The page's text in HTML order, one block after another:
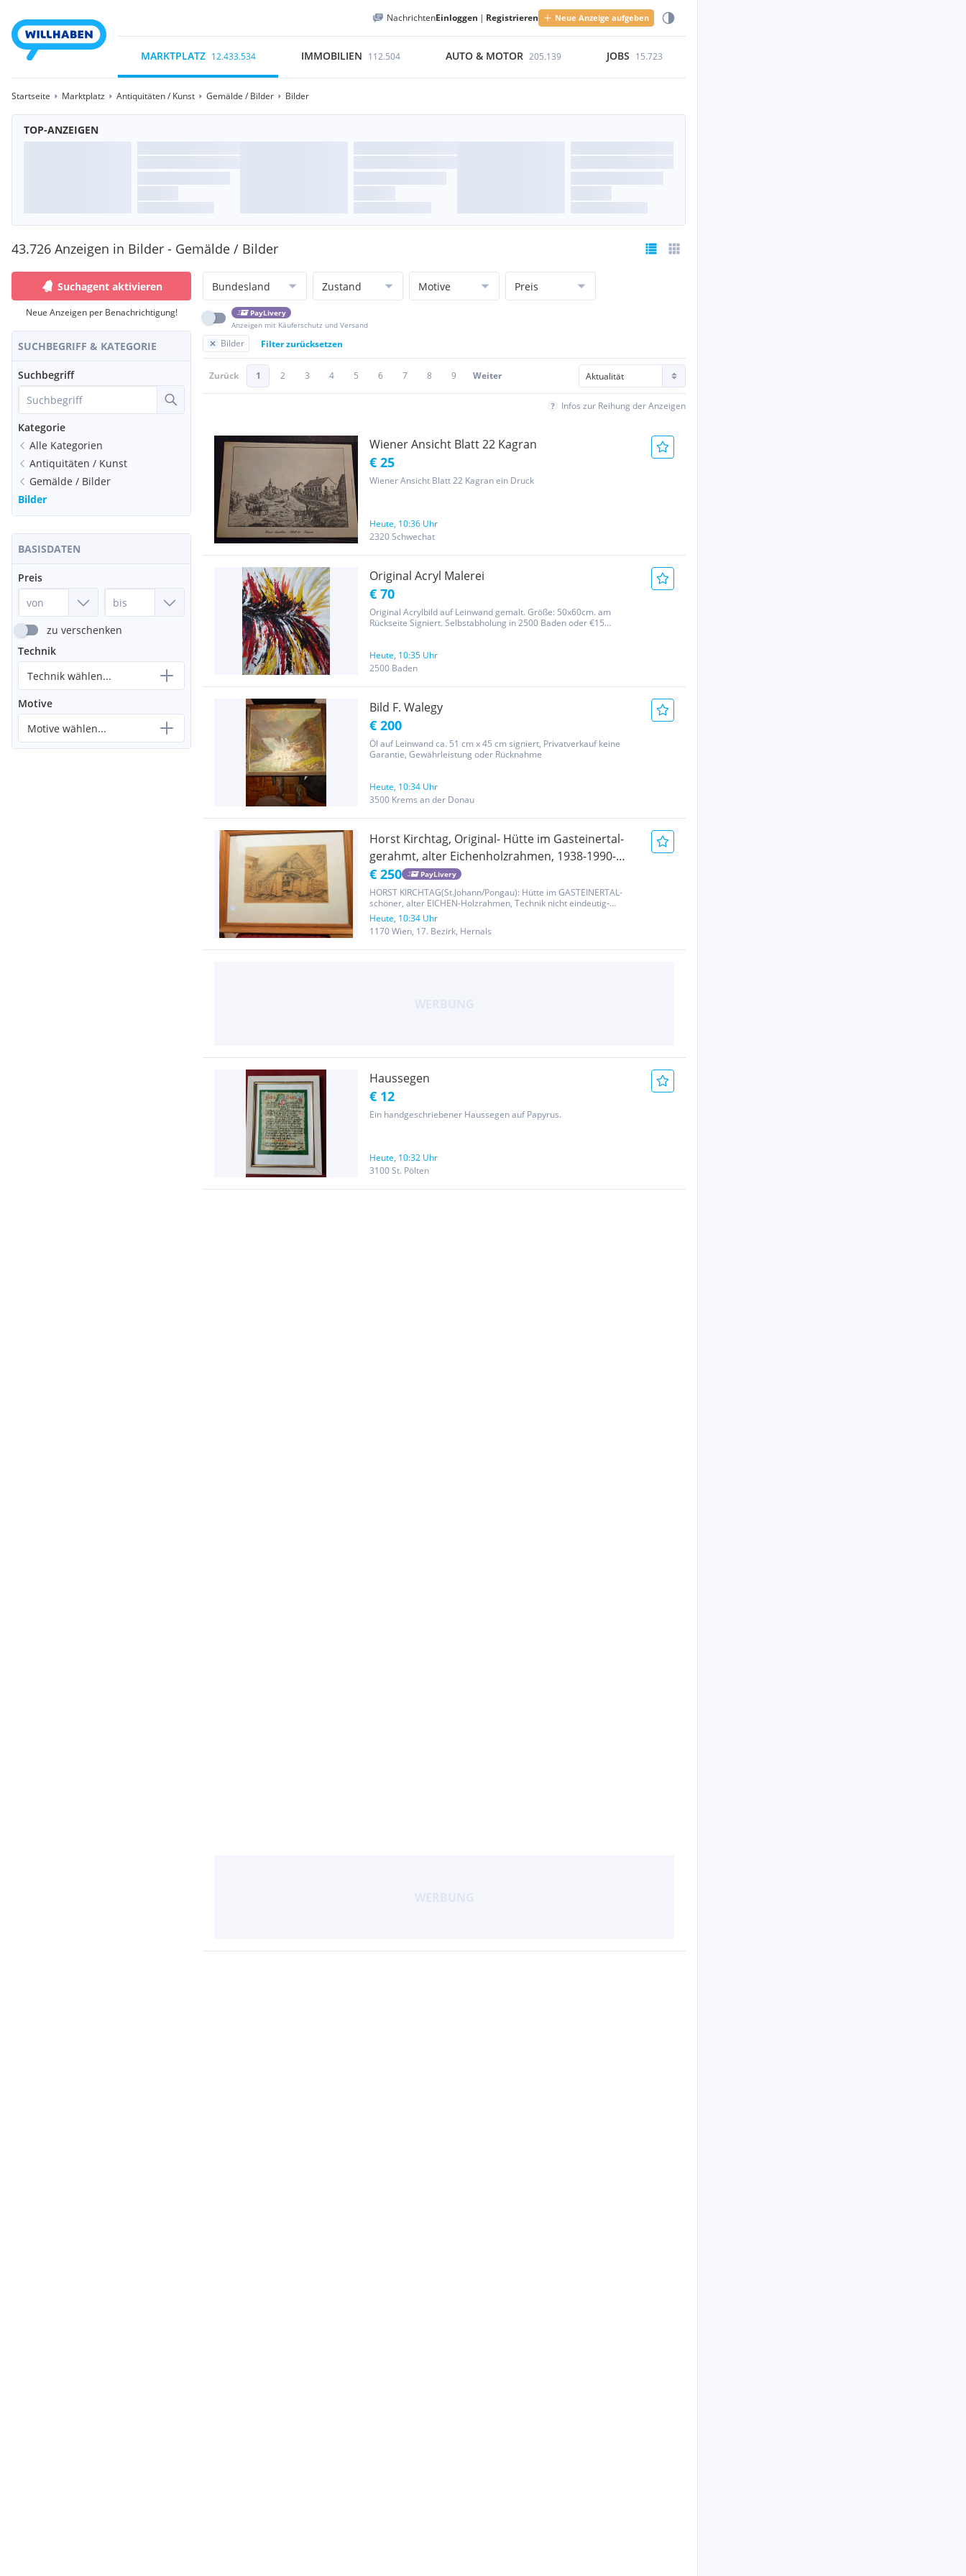
NachrichtenEinloggen | Registrieren Neue Anzeige aufgeben
MARKTPLATZ 12.433.534 IMMOBILIEN 112.504 AUTO & MOTOR 205.139 JOBS 15.723
Startseite Marktplatz Antiquitäten / Kunst Gemälde / Bilder Bilder
TOP-ANZEIGEN
43.726 Anzeigen in Bilder - Gemälde / Bilder
Suchagent aktivieren
Neue Anzeigen per Benachrichtigung!
SUCHBEGRIFF & KATEGORIE
Suchbegriff
Kategorie
Alle Kategorien
Antiquitäten / Kunst
Gemälde / Bilder
Bilder
BASISDATEN
Preis
zu verschenken
Technik
Technik wählen...
Motive
Motive wählen...
Bundesland Zustand Motive Preis
PayLivery
Anzeigen mit Käuferschutz und Versand
Bilder Filter zurücksetzen
Zurück 1 2 3 4 5 6 7 8 9 Weiter
Infos zur Reihung der Anzeigen
Wiener Ansicht Blatt 22 Kagran
€ 25
Wiener Ansicht Blatt 22 Kagran ein Druck
Heute, 10:36 Uhr
2320 Schwechat
Original Acryl Malerei
€ 70
Original Acrylbild auf Leinwand gemalt. Größe: 50x60cm. am
Rückseite Signiert. Selbstabholung in 2500 Baden oder €15
Heute, 10:35 Uhr
2500 Baden
Bild F. Walegy
€ 200
Öl auf Leinwand ca. 51 cm x 45 cm signiert, Privatverkauf keine
Garantie, Gewährleistung oder Rücknahme
Heute, 10:34 Uhr
3500 Krems an der Donau
Horst Kirchtag, Original- Hütte im Gasteinertal-
gerahmt, alter Eichenholzrahmen, 1938-1990-
ERBSTÜCK
€ 250 PayLivery
HORST KIRCHTAG(St.Johann/Pongau): Hütte im GASTEINERTAL-
schöner, alter EICHEN-Holzrahmen, Technik nicht eindeutig-
vermuten Kohle- Kirchtag arbeitete mit Tusche, Feder, Pinsel,
Kirchtag war Maler, Zeichner, Heimatforscher, Fotograf, 1938-1999,
das Bild...
Heute, 10:34 Uhr
1170 Wien, 17. Bezirk, Hernals
Haussegen
€ 12
Ein handgeschriebener Haussegen auf Papyrus.
Heute, 10:32 Uhr
3100 St. Pölten